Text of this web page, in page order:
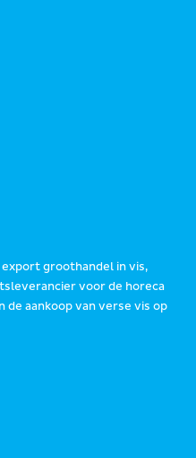
groothandel in vis,
voor de horeca
aankoop van verse vis op